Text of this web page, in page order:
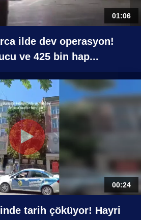
01:06
ilde dev operasyon!
ve 425 bin hap...
00:24
tarih çöküyor! Hayri